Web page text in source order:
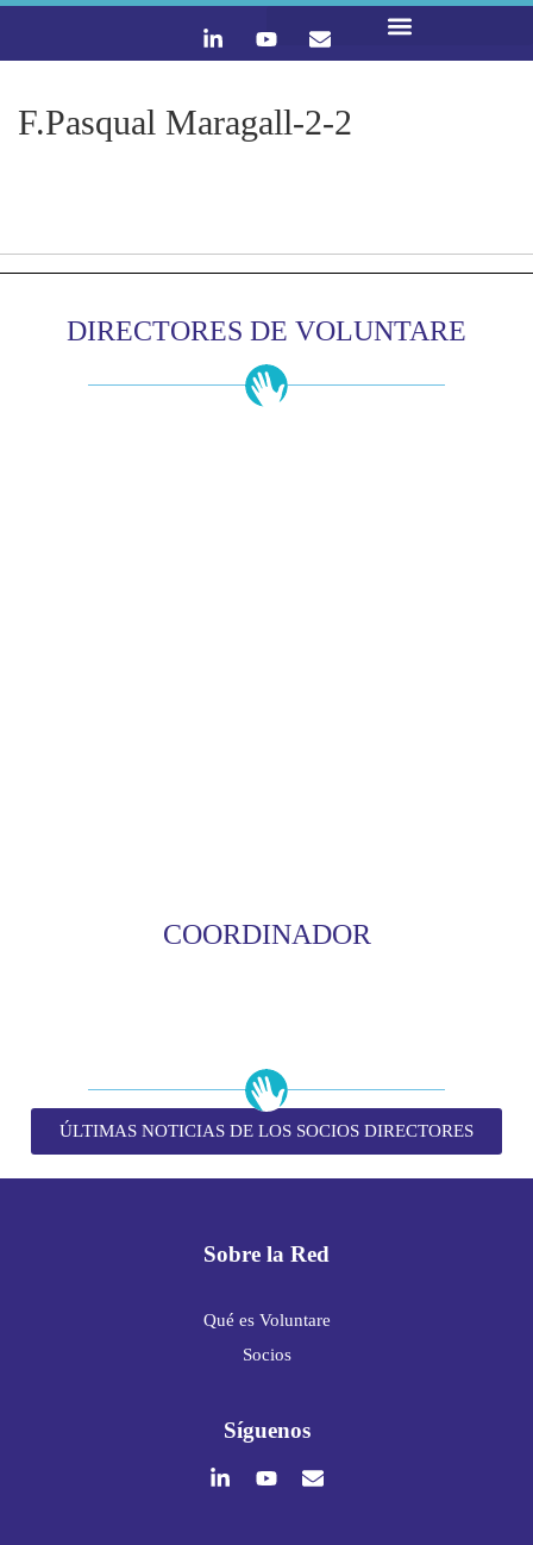
F.Pasqual Maragall-2-2
DIRECTORES DE VOLUNTARE
COORDINADOR
ÚLTIMAS NOTICIAS DE LOS SOCIOS DIRECTORES
Sobre la Red
Qué es Voluntare
Socios
Síguenos